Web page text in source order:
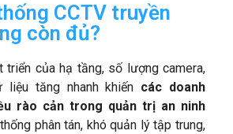
CCTV truyền
còn đủ?
triển của hạ tầng, số lượng camera,
liệu tăng nhanh khiến các doanh
rào cản trong quản trị an ninh
phân tán, khó quản lý tập trung,